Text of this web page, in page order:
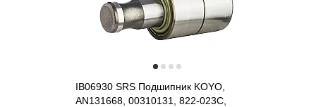
IB06930 SRS Подшипник KOYO,
AN131668, 00310131, 822-023C,